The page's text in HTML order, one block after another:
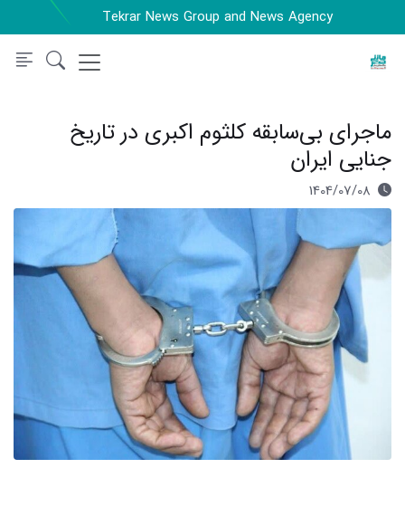
Tekrar News Group and News Agency
ماجرای بی‌سابقه کلثوم اکبری در تاریخ
جنایی ایران
1404/07/08